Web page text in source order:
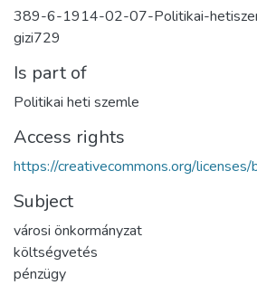
389-6-1914-02-07-Politikai-
gizi729
Is part of
Politikai heti szemle
Access rights
https://creativecommons.org/
Subject
városi önkormányzat
költségvetés
pénzügy